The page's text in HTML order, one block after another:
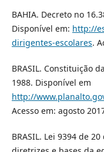
BAHIA. Decreto no
Disponível em: http://
dirigentes-escolares.
BRASIL. Constituição
1988. Disponível em
http://
Acesso em: agosto
BRASIL. Lei 9394 de